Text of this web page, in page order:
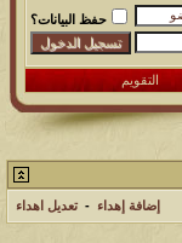
حفظ البيانات؟
التقويم
إضافة إهداء - تعديل اهداء